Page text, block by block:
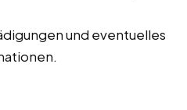
und eventuelles